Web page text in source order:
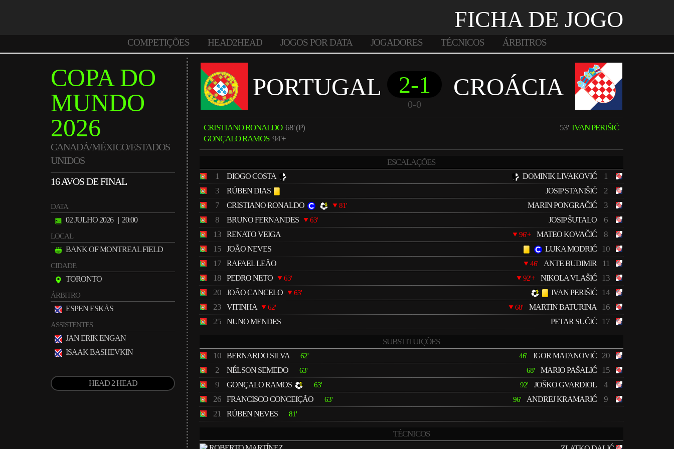
FICHA DE JOGO
COMPETIÇÕES HEAD2HEAD JOGOS POR DATA JOGADORES TÉCNICOS ÁRBITROS
COPA DO
MUNDO
2026
CANADÁ/MÉXICO/ESTADOS
UNIDOS
16 AVOS DE FINAL
DATA
02 JULHO 2026 | 20:00
LOCAL
BANK OF MONTREAL FIELD
CIDADE
TORONTO
ÁRBITRO
ESPEN ESKÅS
ASSISTENTES
JAN ERIK ENGAN
ISAAK BASHEVKIN
HEAD 2 HEAD
PORTUGAL 2-1
0-0
CROÁCIA
CRISTIANO RONALDO68' (P)
GONÇALO RAMOS94'+
53' IVAN PERIŠIĆ
ESCALAÇÕES
1
DIOGO COSTA
3 RÚBEN DIAS
7 CRISTIANO RONALDO 81'
8 BRUNO FERNANDES 63'
13 RENATO VEIGA
15 JOÃO NEVES
17 RAFAEL LEÃO
18 PEDRO NETO 63'
20 JOÃO CANCELO 63'
23 VITINHA 62'
25 NUNO MENDES
DOMINIK LIVAKOVIĆ 1
JOSIP STANIŠIĆ 2
MARIN PONGRAČIĆ 3
JOSIP ŠUTALO 6
96'+ MATEO KOVAČIĆ 8
LUKA MODRIĆ 10
46' ANTE BUDIMIR 11
92'+ NIKOLA VLAŠIĆ 13
IVAN PERIŠIĆ 14
68' MARTIN BATURINA 16
PETAR SUČIĆ 17
SUBSTITUIÇÕES
10
BERNARDO SILVA 62'
2 NÉLSON SEMEDO 63'
9 GONÇALO RAMOS 63'
26 FRANCISCO CONCEIÇÃO 63'
21 RÚBEN NEVES 81'
46' IGOR MATANOVIĆ 20
68' MARIO PAŠALIĆ 15
92' JOŠKO GVARDIOL 4
96' ANDREJ KRAMARIĆ 9
TÉCNICOS